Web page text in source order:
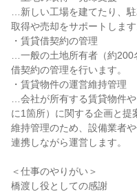
…新しい工場を建てたり、
取得や売却をサポートします
・賃貸借契約の管理
…一般の土地所有者（約
借契約の管理を行います。
・賃貸物件の運営維持管理
…会社が所有する賃貸物件
に1箇所）に関する企画と提
維持管理のため、設備業者
連携しながら運営します。
＜仕事のやりがい＞
橋渡し役としての感謝